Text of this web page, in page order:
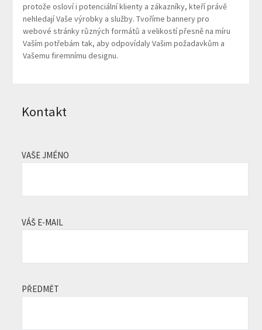
protože osloví i potenciální klienty a zákazníky, kteří právě
nehledají Vaše výrobky a služby. Tvoříme bannery pro
webové stránky různých formátů a velikostí přesně na míru
Vaším potřebám tak, aby odpovídaly Vašim požadavkům a
Vašemu firemnímu designu.
Kontakt
VAŠE JMÉNO
VÁŠ E-MAIL
PŘEDMĚT